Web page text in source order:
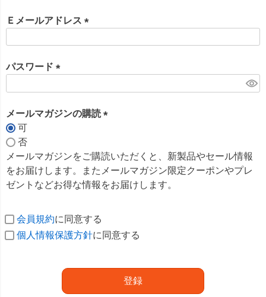
須
Ｅメールアドレス
パスワード
須
メールマガジンの購読
須
)
可
否
メールマガジンをご購読いただくと、新製品やセール情報
をお届けします。またメールマガジン限定クーポンやプレ
ゼントなどお得な情報をお届けします。
会員規約に同意する
個人情報保護方針に同意する
登録